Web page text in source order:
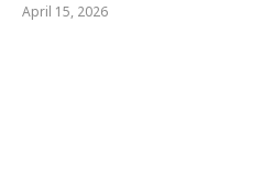
April 15, 2026